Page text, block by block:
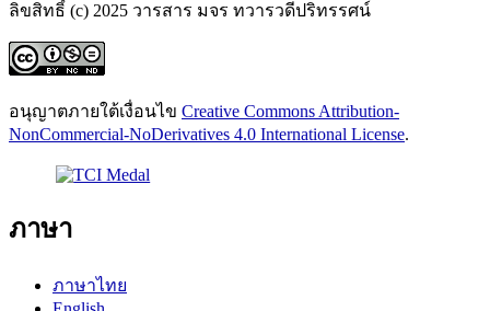
ลิขสิทธิ์ (c) 2025 วารสาร มจร ทวารวดีปริทรรศน์
อนุญาตภายใต้เงื่อนไข Creative Commons Attribution-
NonCommercial-NoDerivatives 4.0 International License.
ภาษา
ภาษาไทย